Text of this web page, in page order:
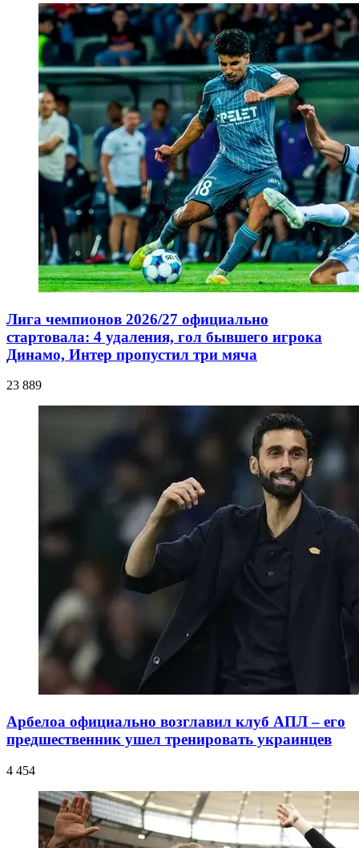
Лига чемпионов 2026/27 официально
стартовала: 4 удаления, гол бывшего игрока
Динамо, Интер пропустил три мяча
23 889
Арбелоа официально возглавил клуб АПЛ – его
предшественник ушел тренировать украинцев
4 454